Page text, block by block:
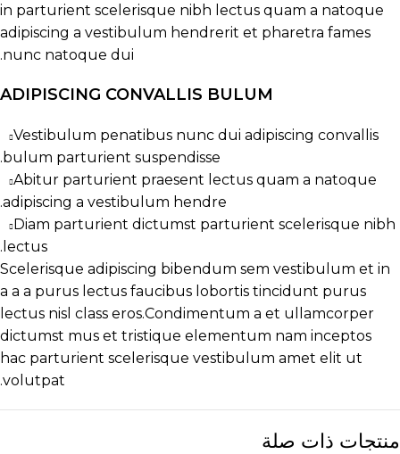
in parturient scelerisque nibh lectus quam a natoque
adipiscing a vestibulum hendrerit et pharetra fames
nunc natoque dui.
ADIPISCING CONVALLIS BULUM
Vestibulum penatibus nunc dui adipiscing convallis
bulum parturient suspendisse.
Abitur parturient praesent lectus quam a natoque
adipiscing a vestibulum hendre.
Diam parturient dictumst parturient scelerisque nibh
lectus.
Scelerisque adipiscing bibendum sem vestibulum et in
a a a purus lectus faucibus lobortis tincidunt purus
lectus nisl class eros.Condimentum a et ullamcorper
dictumst mus et tristique elementum nam inceptos
hac parturient scelerisque vestibulum amet elit ut
volutpat.
منتجات ذات صلة